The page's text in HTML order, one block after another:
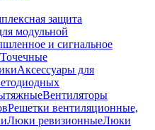
защита
модульной
и сигнальное
Точечные
Аксессуары для
Вентиляторы
Решетки вентиляционные,
Люки ревизионныеЛюки